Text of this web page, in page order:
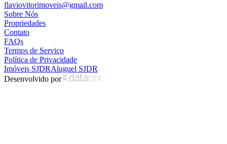
flaviovitorimoveis@gmail.com
Sobre Nós
Propriedades
Contato
FAQs
Termos de Serviço
Política de Privacidade
Imóveis SJDRAluguel SJDR
Desenvolvido por